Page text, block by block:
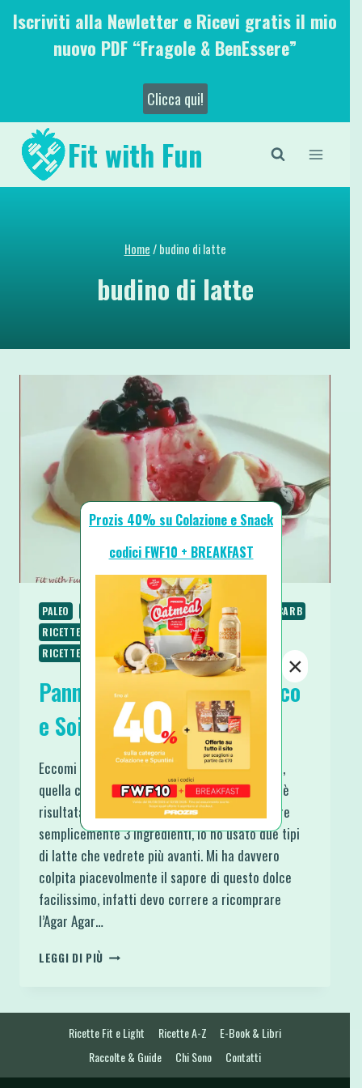
SaltaIscriviti alla Newletter e Ricevi gratis il mio
nuovo PDF “Fragole & BenEssere”
Clicca qui!
Fit with Fun
Home/ budino di latte
budino di latte
PALEO RICETTE DOLCI
RICETTE LOW CARB
RICETTE SENZA GLUTINE
RICETTE VEGANE
RICETTE VEGETARIANE
SPUNTINI E SNACKS
Panna Cotta Vegana al Cocco
e Soia con Frutti di Bosco
Eccomi con una nuova ricetta indimenticabile,
quella che voleva essere una prova ed invece è
risultata perfetta. Per la base si possono usare
semplicemente 3 Ingredienti, io ho usato due tipi
di latte che vedrete più avanti. Mi ha davvero
colpita piacevolmente il sapore di questo dolce
facilissimo, infatti devo correre a ricomprare
l’Agar Agar…
LEGGI DI PIÙ PANNA
E
SOIA
Ricette Fit e Light Ricette A-Z
E-Book & Libri
Raccolte & Guide
Chi Sono Contatti
Prozis 40% su Colazione e Snack
codici FWF10 + BREAKFAST
×